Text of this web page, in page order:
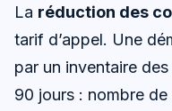
La réduction des
tarif d’appel. Une
par un inventaire
90 jours : nombre